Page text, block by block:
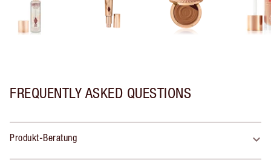
FREQUENTLY ASKED QUESTIONS
Produkt-Beratung